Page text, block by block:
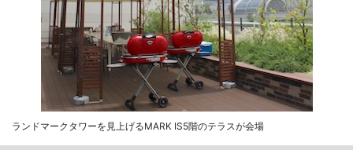
ランドマークタワーを見上げるMARK IS5階のテラスが会場